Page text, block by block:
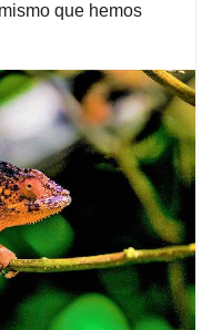
que hemos